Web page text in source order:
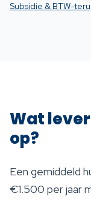
Subsidie & BTW-
Wat
op?
Een gemiddeld
€1.500 per jaar